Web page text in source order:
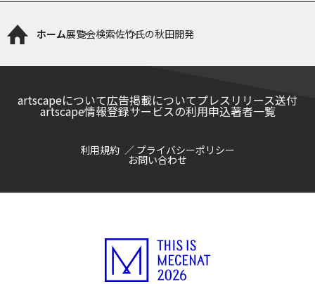
ホーム展覧会検索佐竹氏の秋田開発
artscapeについて広告掲載についてプレスリリース送付
artscape情報登録サービスの利用申込著者一覧
利用規約 プライバシーポリシー
お問い合わせ